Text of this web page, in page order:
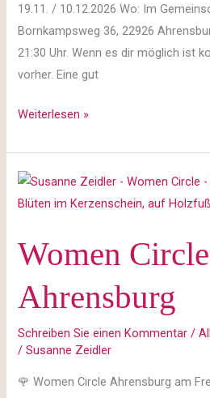
19.11. / 10.12.2026 Wo: Im
Bornkampsweg 36, 22926
21:30 Uhr. Wenn es dir möglich ist
vorher. Eine gut
Weiterlesen »
Women Circle
Ahrensburg
Schreiben Sie einen Kommentar /
/Susanne Zeidler
🌹 Women Circle Ahrensburg am
Women
Circle